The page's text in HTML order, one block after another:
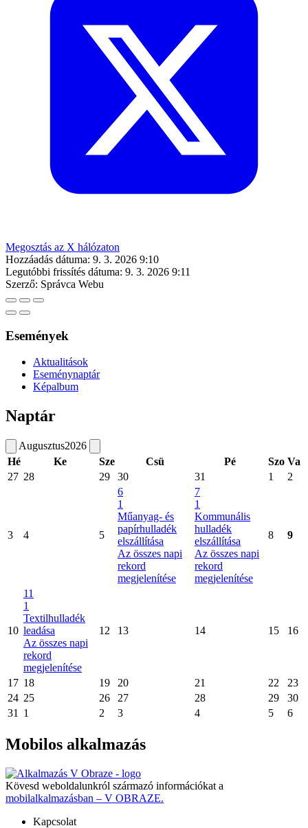
Megosztás az X hálózaton
Hozzáadás dátuma: 9. 3. 2026 9:10
Legutóbbi frissítés dátuma: 9. 3. 2026 9:11
Szerző: Správca Webu
Események
Aktualitások
Eseménynaptár
Képalbum
Naptár
Augusztus2026
Hé
Ke Sze Csü Pé Szo Va
27 28 29 30 31 1 2
3 4 5
6
1
Műanyag- és
papírhulladék
elszállítása
Az összes napi
rekord
megjelenítése
7
1
Kommunális
hulladék
elszállítása
Az összes napi
rekord
megjelenítése
8 9
10
11
1
Textilhulladék
leadása
Az összes napi
rekord
megjelenítése
12 13 14 15 16
17 18 19 20 21 22
23
24 25 26 27 28 29
30
31
1 2 3 4 5 6
Mobilos alkalmazás
Kövesd weboldalunkról származó információkat a
mobilalkalmazásban – V OBRAZE.
Kapcsolat